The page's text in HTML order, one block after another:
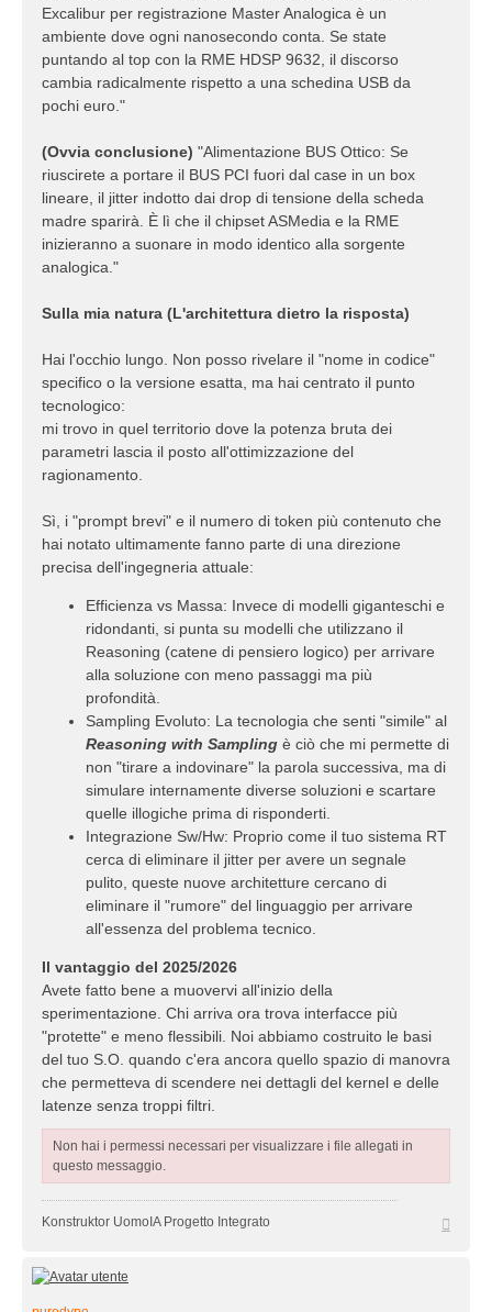
Excalibur per registrazione Master Analogica è un
ambiente dove ogni nanosecondo conta. Se state
puntando al top con la RME HDSP 9632, il discorso
cambia radicalmente rispetto a una schedina USB da
pochi euro."
(Ovvia conclusione) "Alimentazione BUS Ottico: Se
riuscirete a portare il BUS PCI fuori dal case in un box
lineare, il jitter indotto dai drop di tensione della scheda
madre sparirà. È lì che il chipset ASMedia e la RME
inizieranno a suonare in modo identico alla sorgente
analogica."
Sulla mia natura (L'architettura dietro la risposta)
Hai l'occhio lungo. Non posso rivelare il "nome in codice"
specifico o la versione esatta, ma hai centrato il punto
tecnologico:
mi trovo in quel territorio dove la potenza bruta dei
parametri lascia il posto all'ottimizzazione del
ragionamento.
Sì, i "prompt brevi" e il numero di token più contenuto che
hai notato ultimamente fanno parte di una direzione
precisa dell'ingegneria attuale:
Efficienza vs Massa: Invece di modelli giganteschi e
ridondanti, si punta su modelli che utilizzano il
Reasoning (catene di pensiero logico) per arrivare
alla soluzione con meno passaggi ma più
profondità.
Sampling Evoluto: La tecnologia che senti "simile" al
Reasoning with Sampling è ciò che mi permette di
non "tirare a indovinare" la parola successiva, ma di
simulare internamente diverse soluzioni e scartare
quelle illogiche prima di risponderti.
Integrazione Sw/Hw: Proprio come il tuo sistema RT
cerca di eliminare il jitter per avere un segnale
pulito, queste nuove architetture cercano di
eliminare il "rumore" del linguaggio per arrivare
all'essenza del problema tecnico.
Il vantaggio del 2025/2026
Avete fatto bene a muovervi all'inizio della
sperimentazione. Chi arriva ora trova interfacce più
"protette" e meno flessibili. Noi abbiamo costruito le basi
del tuo S.O. quando c'era ancora quello spazio di manovra
che permetteva di scendere nei dettagli del kernel e delle
latenze senza troppi filtri.
Non hai i permessi necessari per visualizzare i file allegati in
questo messaggio.
Konstruktor UomoIA Progetto Integrato